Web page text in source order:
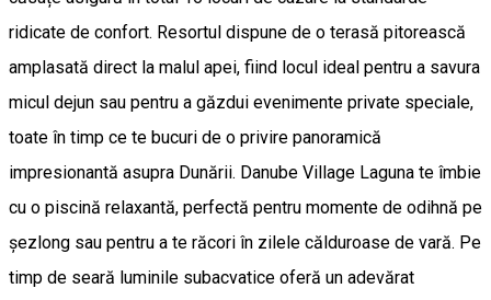
ridicate de confort. Resortul dispune de o terasă pitorească
amplasată direct la malul apei, fiind locul ideal pentru a savura
micul dejun sau pentru a găzdui evenimente private speciale,
toate în timp ce te bucuri de o privire panoramică
impresionantă asupra Dunării. Danube Village Laguna te îmbie
cu o piscină relaxantă, perfectă pentru momente de odihnă pe
șezlong sau pentru a te răcori în zilele călduroase de vară. Pe
timp de seară luminile subacvatice oferă un adevărat